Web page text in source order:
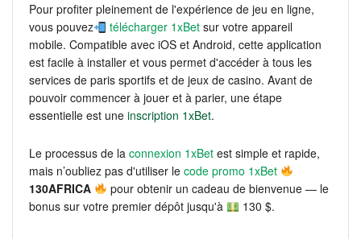
Pour profiter pleinement de l'expérience de jeu en ligne,
vous pouvez
télécharger 1xBet sur votre appareil
mobile. Compatible avec iOS et Android, cette application
est facile à installer et vous permet d'accéder à tous les
services de paris sportifs et de jeux de casino. Avant de
pouvoir commencer à jouer et à parier, une étape
essentielle est une inscription 1xBet.
Le processus de la connexion 1xBet est simple et rapide,
mais n’oubliez pas d'utiliser le code promo 1xBet
130AFRICA
pour obtenir un cadeau de bienvenue — le
bonus sur votre premier dépôt jusqu'à
130 $.